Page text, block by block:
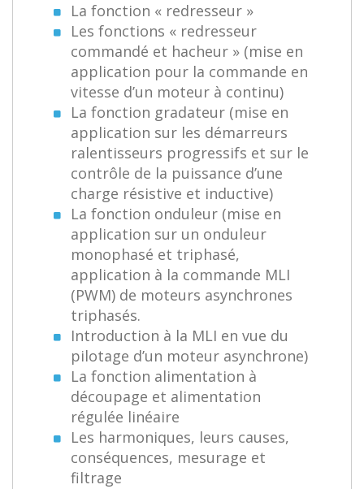
La fonction « redresseur »
Les fonctions « redresseur
commandé et hacheur » (mise en
application pour la commande en
vitesse d’un moteur à continu)
La fonction gradateur (mise en
application sur les démarreurs
ralentisseurs progressifs et sur le
contrôle de la puissance d’une
charge résistive et inductive)
La fonction onduleur (mise en
application sur un onduleur
monophasé et triphasé,
application à la commande MLI
(PWM) de moteurs asynchrones
triphasés.
Introduction à la MLI en vue du
pilotage d’un moteur asynchrone)
La fonction alimentation à
découpage et alimentation
régulée linéaire
Les harmoniques, leurs causes,
conséquences, mesurage et
filtrage